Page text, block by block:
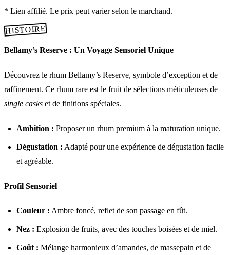
* Lien affilié. Le prix peut varier selon le marchand.
HISTOIRE
Bellamy’s Reserve : Un Voyage Sensoriel Unique
Découvrez le rhum Bellamy’s Reserve, symbole d’exception et de
raffinement. Ce rhum rare est le fruit de sélections méticuleuses de
single casks et de finitions spéciales.
Ambition : Proposer un rhum premium à la maturation unique.
Dégustation : Adapté pour une expérience de dégustation facile
et agréable.
Profil Sensoriel
Couleur : Ambre foncé, reflet de son passage en fût.
Nez : Explosion de fruits, avec des touches boisées et de miel.
Goût : Mélange harmonieux d’amandes, de massepain et de